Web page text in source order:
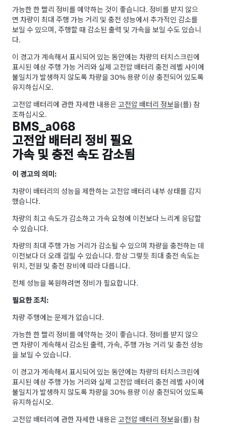
가능한 한 빨리 정비를 예약하는 것이 좋습니다. 정비를 받지 않으
면 차량이 최대 주행 가능 거리 및 충전 성능에서 추가적인 감소를
보일 수 있으며, 주행할 때 감소된 출력 및 가속을 보일 수도 있습니
다.
이 경고가 계속해서 표시되어 있는 동안에는 차량의 터치스크린에
표시된 예상 주행 가능 거리와 실제 고전압 배터리 충전 레벨 사이에
불일치가 발생하지 않도록 차량을 30% 용량 이상 충전되어 있도록
유지하십시오.
고전압 배터리에 관한 자세한 내용은고전압 배터리 정보을(를) 참
조하십시오.
BMS_a068
고전압 배터리 정비 필요
가속 및 충전 속도 감소됨
이 경고의 의미:
차량이 배터리의 성능을 제한하는 고전압 배터리 내부 상태를 감지
했습니다.
차량의 최고 속도가 감소하고 가속 요청에 이전보다 느리게 응답할
수 있습니다.
차량의 최대 주행 가능 거리가 감소될 수 있으며 차량을 충전하는 데
이전보다 더 오래 걸릴 수 있습니다. 항상 그렇듯 최대 충전 속도는
위치, 전원 및 충전 장비에 따라 다릅니다.
전체 성능을 복원하려면 정비가 필요합니다.
필요한 조치:
차량 주행에는 문제가 없습니다.
가능한 한 빨리 정비를 예약하는 것이 좋습니다. 정비를 받지 않으
면 차량이 계속해서 감소된 출력, 가속, 주행 가능 거리 및 충전 성능
을 보일 수 있습니다.
이 경고가 계속해서 표시되어 있는 동안에는 차량의 터치스크린에
표시된 예상 주행 가능 거리와 실제 고전압 배터리 충전 레벨 사이에
불일치가 발생하지 않도록 차량을 30% 용량 이상 충전되어 있도록
유지하십시오.
고전압 배터리에 관한 자세한 내용은고전압 배터리 정보을(를) 참